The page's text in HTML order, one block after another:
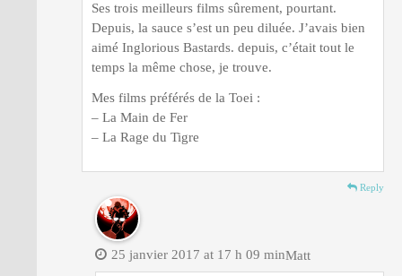
Ses trois meilleurs films sûrement, pourtant.
Depuis, la sauce s’est un peu diluée. J’avais bien
aimé Inglorious Bastards. depuis, c’était tout le
temps la même chose, je trouve.
Mes films préférés de la Toei :
– La Main de Fer
– La Rage du Tigre
Reply
Matt
25 janvier 2017 at 17 h 09 min